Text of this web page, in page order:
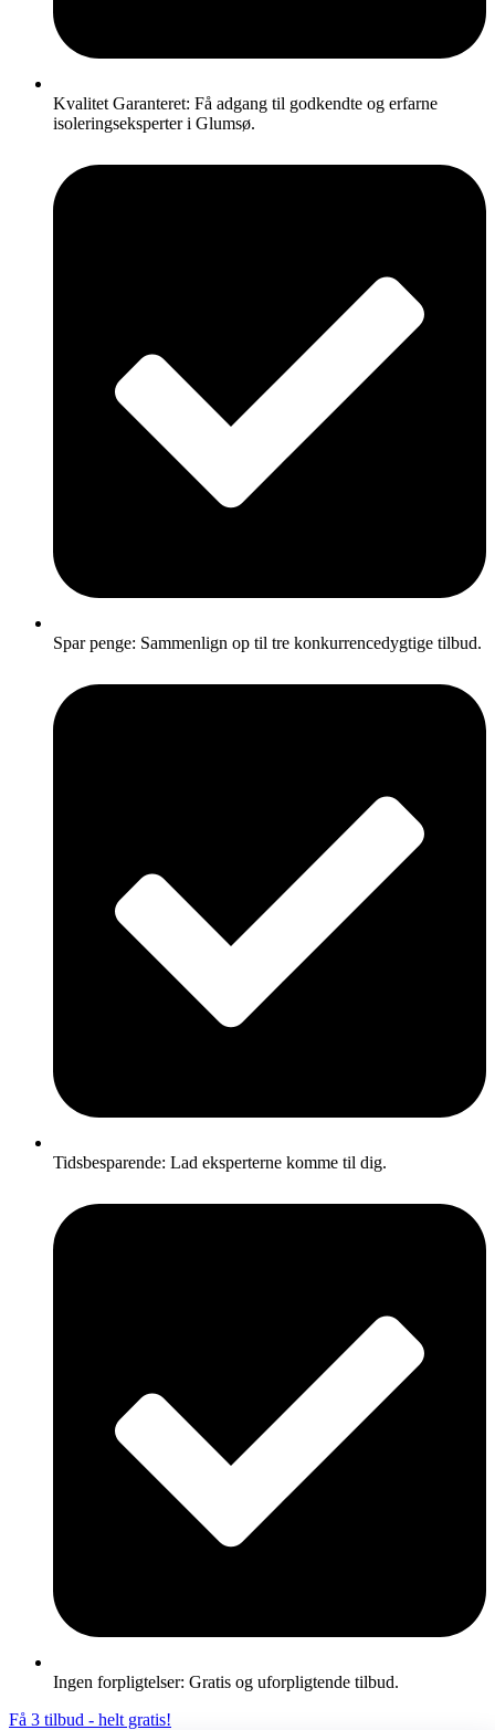
Kvalitet Garanteret: Få adgang til godkendte og erfarne
isoleringseksperter i Glumsø.
Spar penge: Sammenlign op til tre konkurrencedygtige tilbud.
Tidsbesparende: Lad eksperterne komme til dig.
Ingen forpligtelser: Gratis og uforpligtende tilbud.
Få 3 tilbud - helt gratis!